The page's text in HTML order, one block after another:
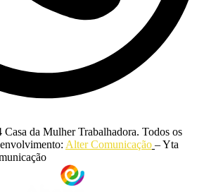
da Mulher Trabalhadora. Todos os
Alter Comunicação – Yta